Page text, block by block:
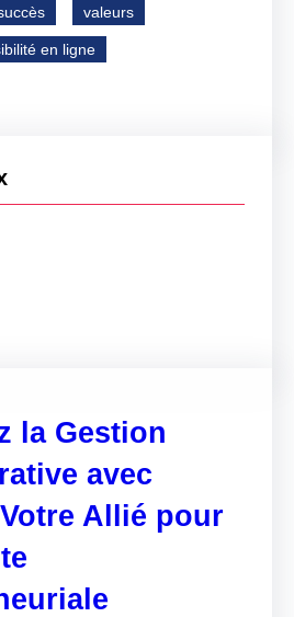
valeurs
en ligne
la Gestion
avec
Allié pour